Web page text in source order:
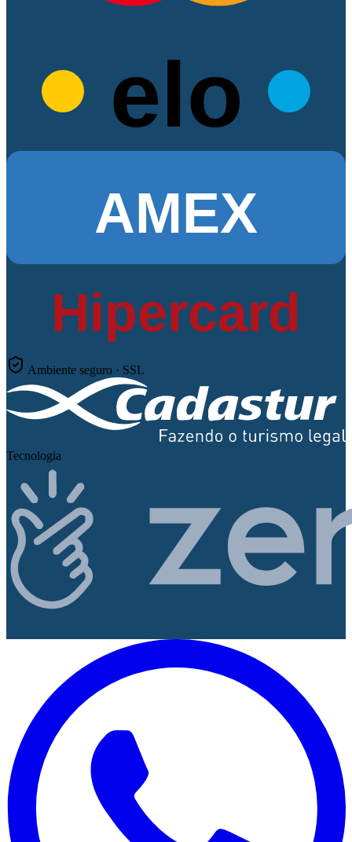
elo
AMEX
Hipercard
Ambiente seguro · SSL
Tecnologia